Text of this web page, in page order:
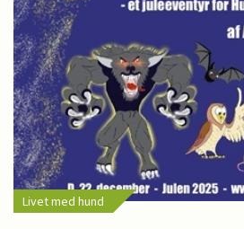
Livet med hund